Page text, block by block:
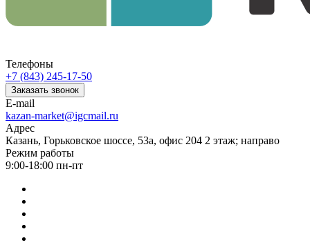
Телефоны
+7 (843) 245-17-50
Заказать звонок
E-mail
kazan-market@igcmail.ru
Адрес
Казань, ​Горьковское шоссе, 53а, офис 204 2 этаж; направо
Режим работы
9:00-18:00 пн-пт